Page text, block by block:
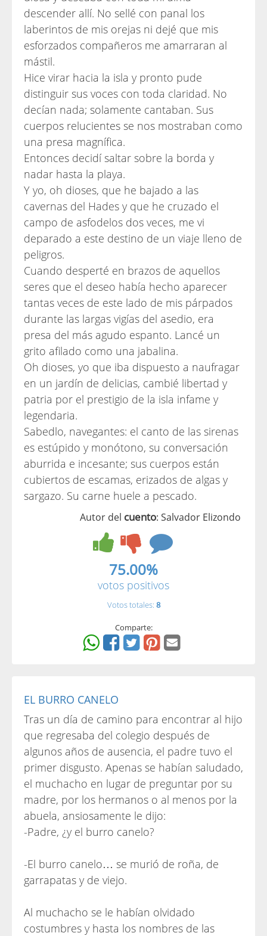
descender allí. No sellé con panal los
laberintos de mis orejas ni dejé que mis
esforzados compañeros me amarraran al
mástil.
Hice virar hacia la isla y pronto pude
distinguir sus voces con toda claridad. No
decían nada; solamente cantaban. Sus
cuerpos relucientes se nos mostraban como
una presa magnífica.
Entonces decidí saltar sobre la borda y
nadar hasta la playa.
Y yo, oh dioses, que he bajado a las
cavernas del Hades y que he cruzado el
campo de asfodelos dos veces, me vi
deparado a este destino de un viaje lleno de
peligros.
Cuando desperté en brazos de aquellos
seres que el deseo había hecho aparecer
tantas veces de este lado de mis párpados
durante las largas vigías del asedio, era
presa del más agudo espanto. Lancé un
grito afilado como una jabalina.
Oh dioses, yo que iba dispuesto a naufragar
en un jardín de delicias, cambié libertad y
patria por el prestigio de la isla infame y
legendaria.
Sabedlo, navegantes: el canto de las sirenas
es estúpido y monótono, su conversación
aburrida e incesante; sus cuerpos están
cubiertos de escamas, erizados de algas y
sargazo. Su carne huele a pescado.
Autor del cuento: Salvador Elizondo
75.00%
votos positivos
Votos totales: 8
Comparte:
EL BURRO CANELO
Tras un día de camino para encontrar al hijo
que regresaba del colegio después de
algunos años de ausencia, el padre tuvo el
primer disgusto. Apenas se habían saludado,
el muchacho en lugar de preguntar por su
madre, por los hermanos o al menos por la
abuela, ansiosamente le dijo:
-Padre, ¿y el burro canelo?
-El burro canelo… se murió de roña, de
garrapatas y de viejo.
Al muchacho se le habían olvidado
costumbres y hasta los nombres de las